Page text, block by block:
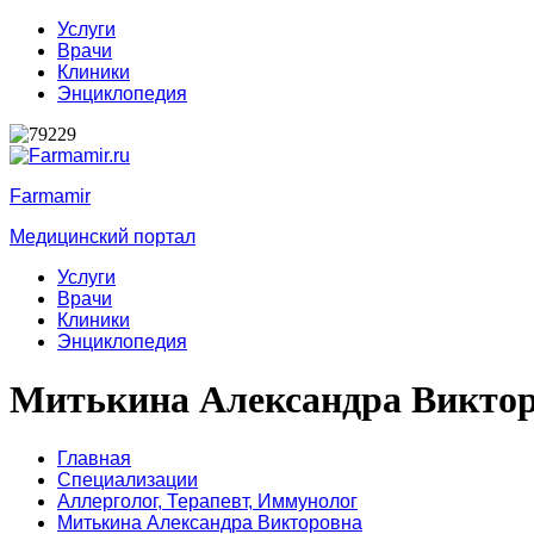
Услуги
Врачи
Клиники
Энциклопедия
Farmamir
Медицинский портал
Услуги
Врачи
Клиники
Энциклопедия
Митькина Александра
Главная
Специализации
Аллерголог, Терапевт, Иммунолог
Митькина Александра Викторовна